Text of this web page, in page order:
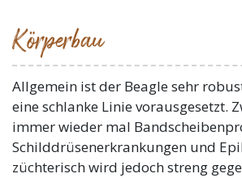
Körperbau
Allgemein ist der Beagle sehr
eine schlanke Linie vorausgesetzt.
immer wieder mal
Schilddrüsenerkrankungen und
züchterisch wird jedoch streng